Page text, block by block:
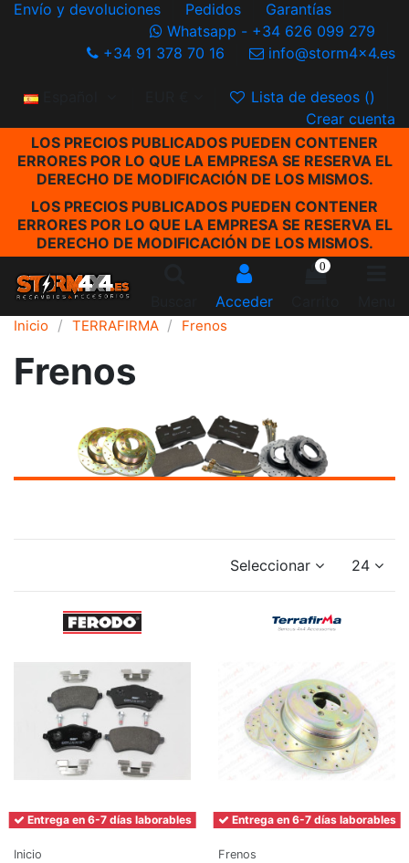
Envío y devoluciones Pedidos
Garantías
Whatsapp - +34 626 099 279
+34 91 378 70 16
info@storm4x4.es
Español Lista de deseos ()
Crear cuenta
LOS PRECIOS PUBLICADOS PUEDEN CONTENER
ERRORES POR LO QUE LA EMPRESA SE RESERVA EL
DERECHO DE MODIFICACIÓN DE LOS MISMOS.
LOS PRECIOS PUBLICADOS PUEDEN CONTENER
ERRORES POR LO QUE LA EMPRESA SE RESERVA EL
DERECHO DE MODIFICACIÓN DE LOS MISMOS.
Acceder
0
Inicio TERRAFIRMA Frenos
Frenos
Seleccionar 24
Entrega en 6-7 días laborables
Inicio
Entrega en 6-7 días laborables
Frenos